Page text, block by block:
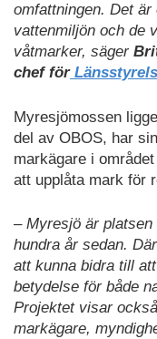
omfattningen. Det
vattenmiljön och de
våtmarker, säger
chef för
Myresjömossen
del av OBOS, har
markägare i
att upplåta mark för
– Myresjö är
hundra år sedan.
att kunna bidra till
betydelse för både
Projektet visar
markägare,